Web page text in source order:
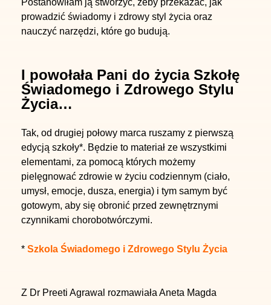
prowadzić świadomy i zdrowy styl życia oraz
nauczyć narzędzi, które go budują.
I powołała Pani do życia Szkołę
Świadomego i Zdrowego Stylu
Życia…
Tak, od drugiej połowy marca ruszamy z pierwszą
edycją szkoły*. Będzie to materiał ze wszystkimi
elementami, za pomocą których możemy
pielęgnować zdrowie w życiu codziennym (ciało,
umysł, emocje, dusza, energia) i tym samym być
gotowym, aby się obronić przed zewnętrznymi
czynnikami chorobotwórczymi.
* Szkola Świadomego i Zdrowego Stylu Życia
Z Dr Preeti Agrawal rozmawiała Aneta Magda